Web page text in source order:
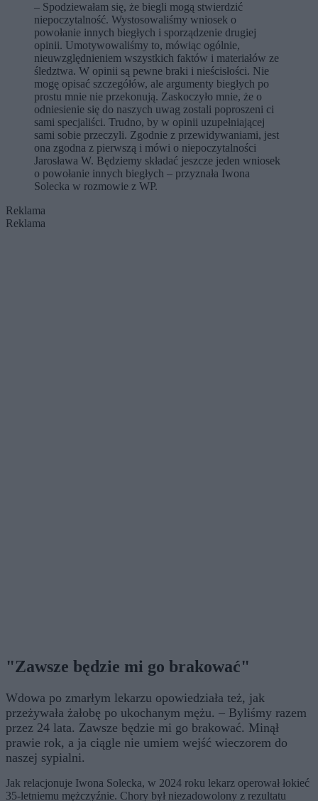
– Spodziewałam się, że biegli mogą stwierdzić
niepoczytalność. Wystosowaliśmy wniosek o
powołanie innych biegłych i sporządzenie drugiej
opinii. Umotywowaliśmy to, mówiąc ogólnie,
nieuwzględnieniem wszystkich faktów i materiałów ze
śledztwa. W opinii są pewne braki i nieścisłości. Nie
mogę opisać szczegółów, ale argumenty biegłych po
prostu mnie nie przekonują. Zaskoczyło mnie, że o
odniesienie się do naszych uwag zostali poproszeni ci
sami specjaliści. Trudno, by w opinii uzupełniającej
sami sobie przeczyli. Zgodnie z przewidywaniami, jest
ona zgodna z pierwszą i mówi o niepoczytalności
Jarosława W. Będziemy składać jeszcze jeden wniosek
o powołanie innych biegłych – przyznała Iwona
Solecka w rozmowie z WP.
Reklama
Reklama
"Zawsze będzie mi go brakować"
Wdowa po zmarłym lekarzu opowiedziała też, jak
przeżywała żałobę po ukochanym mężu. – Byliśmy razem
przez 24 lata. Zawsze będzie mi go brakować. Minął
prawie rok, a ja ciągle nie umiem wejść wieczorem do
naszej sypialni.
Jak relacjonuje Iwona Solecka, w 2024 roku lekarz operował łokieć
35-letniemu mężczyźnie. Chory był niezadowolony z rezultatu